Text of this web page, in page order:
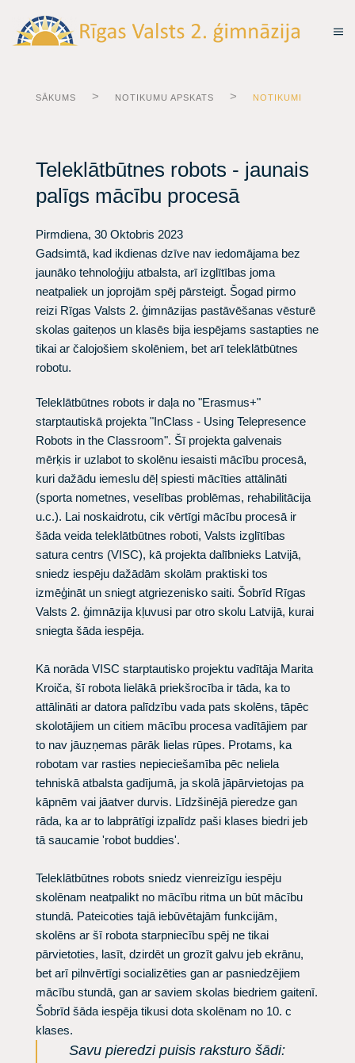
SĀKUMS NOTIKUMU APSKATS NOTIKUMI
Teleklātbūtnes robots - jaunais
palīgs mācību procesā
Pirmdiena, 30 Oktobris 2023
Gadsimtā, kad ikdienas dzīve nav iedomājama bez
jaunāko tehnoloģiju atbalsta, arī izglītības joma
neatpaliek un joprojām spēj pārsteigt. Šogad pirmo
reizi Rīgas Valsts 2. ģimnāzijas pastāvēšanas vēsturē
skolas gaiteņos un klasēs bija iespējams sastapties ne
tikai ar čalojošiem skolēniem, bet arī teleklātbūtnes
robotu.
Teleklātbūtnes robots ir daļa no "Erasmus+"
starptautiskā projekta "InClass - Using Telepresence
Robots in the Classroom". Šī projekta galvenais
mērķis ir uzlabot to skolēnu iesaisti mācību procesā,
kuri dažādu iemeslu dēļ spiesti mācīties attālināti
(sporta nometnes, veselības problēmas, rehabilitācija
u.c.). Lai noskaidrotu, cik vērtīgi mācību procesā ir
šāda veida teleklātbūtnes roboti, Valsts izglītības
satura centrs (VISC), kā projekta dalībnieks Latvijā,
sniedz iespēju dažādām skolām praktiski tos
izmēģināt un sniegt atgriezenisko saiti. Šobrīd Rīgas
Valsts 2. ģimnāzija kļuvusi par otro skolu Latvijā, kurai
sniegta šāda iespēja.
Kā norāda VISC starptautisko projektu vadītāja Marita
Kroiča, šī robota lielākā priekšrocība ir tāda, ka to
attālināti ar datora palīdzību vada pats skolēns, tāpēc
skolotājiem un citiem mācību procesa vadītājiem par
to nav jāuzņemas pārāk lielas rūpes. Protams, ka
robotam var rasties nepieciešamība pēc neliela
tehniskā atbalsta gadījumā, ja skolā jāpārvietojas pa
kāpnēm vai jāatver durvis. Līdzšinējā pieredze gan
rāda, ka ar to labprātīgi izpalīdz paši klases biedri jeb
tā saucamie 'robot buddies'.
Teleklātbūtnes robots sniedz vienreizīgu iespēju
skolēnam neatpalikt no mācību ritma un būt mācību
stundā. Pateicoties tajā iebūvētajām funkcijām,
skolēns ar šī robota starpniecību spēj ne tikai
pārvietoties, lasīt, dzirdēt un grozīt galvu jeb ekrānu,
bet arī pilnvērtīgi socializēties gan ar pasniedzējiem
mācību stundā, gan ar saviem skolas biedriem gaitenī.
Šobrīd šāda iespēja tikusi dota skolēnam no 10. c
klases.
Savu pieredzi puisis raksturo šādi: